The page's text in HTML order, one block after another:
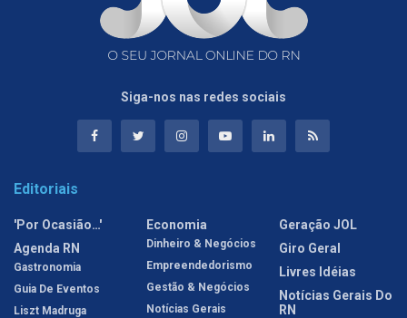
Siga-nos nas redes sociais
Editoriais
'Por Ocasião…'
Agenda RN
Gastronomia
Guia De Eventos
Liszt Madruga
Economia
Dinheiro & Negócios
Empreendedorismo
Gestão & Negócios
Notícias Gerais
Geração JOL
Giro Geral
Livres Idéias
Notícias Gerais Do
RN